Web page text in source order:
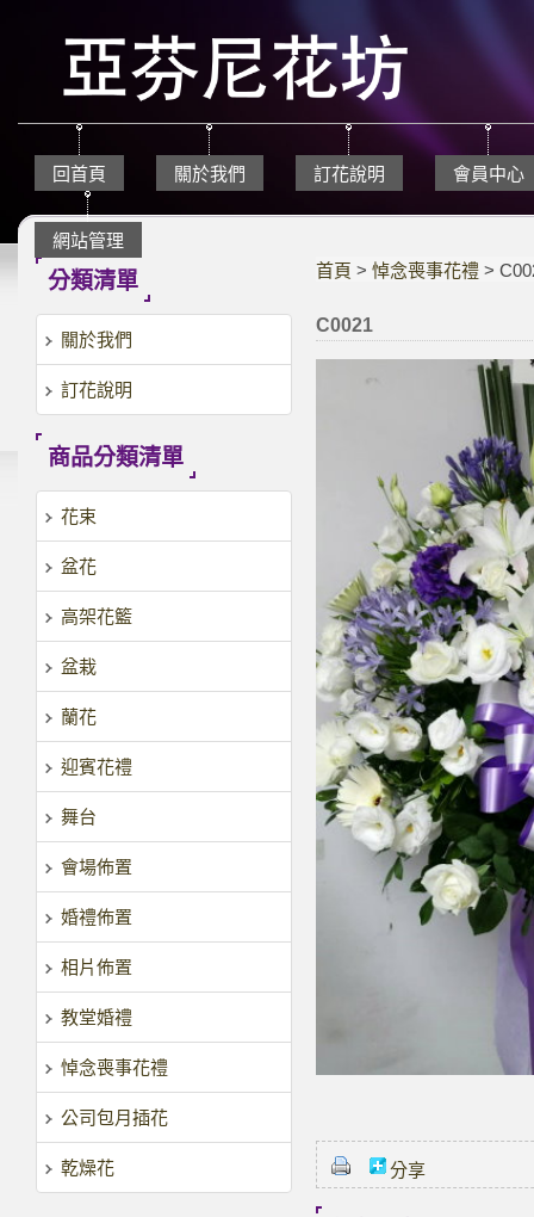
回首頁 關於我們 訂花說明 會員中心
網站管理
分類清單
關於我們
訂花說明
商品分類清單
花束
盆花
高架花籃
盆栽
蘭花
迎賓花禮
舞台
會場佈置
婚禮佈置
相片佈置
教堂婚禮
悼念喪事花禮
公司包月插花
乾燥花
首頁 >悼念喪事花禮 >
C0021
分享